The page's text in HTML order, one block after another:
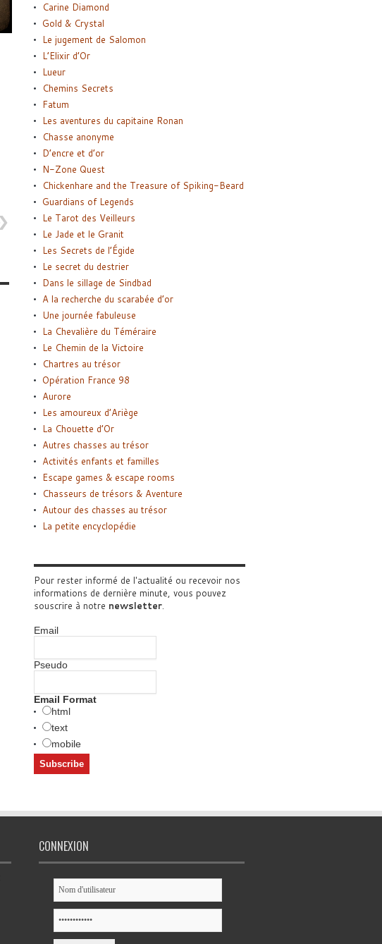
Carine Diamond
Gold & Crystal
Le jugement de Salomon
L’Elixir d’Or
Lueur
Chemins Secrets
Fatum
Les aventures du capitaine Ronan
Chasse anonyme
D’encre et d’or
N-Zone Quest
Chickenhare and the Treasure of Spiking-Beard
Guardians of Legends
Le Tarot des Veilleurs
Le Jade et le Granit
Les Secrets de l’Égide
Le secret du destrier
Dans le sillage de Sindbad
A la recherche du scarabée d’or
Une journée fabuleuse
La Chevalière du Téméraire
Le Chemin de la Victoire
Chartres au trésor
Opération France 98
Aurore
Les amoureux d’Ariège
La Chouette d’Or
Autres chasses au trésor
Activités enfants et familles
Escape games & escape rooms
Chasseurs de trésors & Aventure
Autour des chasses au trésor
La petite encyclopédie
Pour rester informé de l'actualité ou recevoir nos
informations de dernière minute, vous pouvez
souscrire à notre newsletter.
Email
Pseudo
Email Format
html
text
mobile
CONNEXION